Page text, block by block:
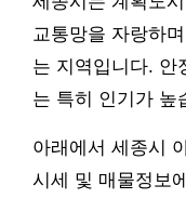
교통망을 자랑하
는 지역입니다. 안
는 특히 인기가 높
아래에서 세종시
시세 및 매물정보